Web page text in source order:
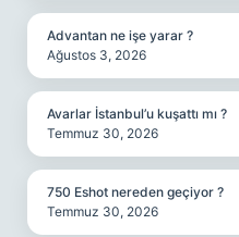
Advantan ne işe yarar ?
Ağustos 3, 2026
Avarlar İstanbul’u kuşattı mı ?
Temmuz 30, 2026
750 Eshot nereden geçiyor ?
Temmuz 30, 2026